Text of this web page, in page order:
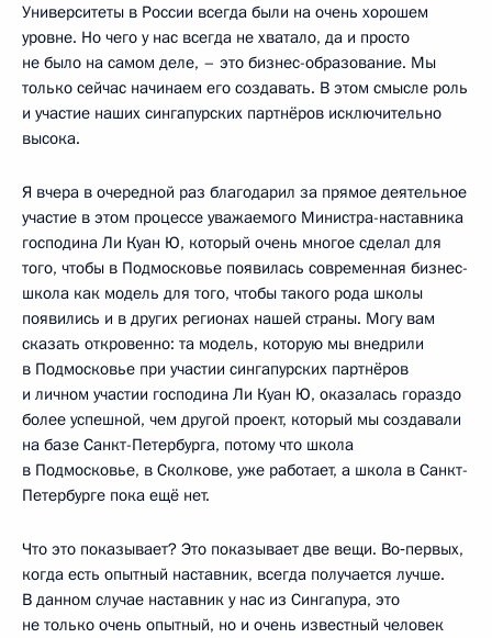
Университеты в России всегда были на очень хорошем
уровне. Но чего у нас всегда не хватало, да и просто
не было на самом деле, – это бизнес-образование. Мы
только сейчас начинаем его создавать. В этом смысле роль
и участие наших сингапурских партнёров исключительно
высока.
Я вчера в очередной раз благодарил за прямое деятельное
участие в этом процессе уважаемого Министра-наставника
господина Ли Куан Ю, который очень многое сделал для
того, чтобы в Подмосковье появилась современная бизнес-
школа как модель для того, чтобы такого рода школы
появились и в других регионах нашей страны. Могу вам
сказать откровенно: та модель, которую мы внедрили
в Подмосковье при участии сингапурских партнёров
и личном участии господина Ли Куан Ю, оказалась гораздо
более успешной, чем другой проект, который мы создавали
на базе Санкт-Петербурга, потому что школа
в Подмосковье, в Сколкове, уже работает, а школа в Санкт-
Петербурге пока ещё нет.
Что это показывает? Это показывает две вещи. Во‑первых,
когда есть опытный наставник, всегда получается лучше.
В данном случае наставник у нас из Сингапура, это
не только очень опытный, но и очень известный человек